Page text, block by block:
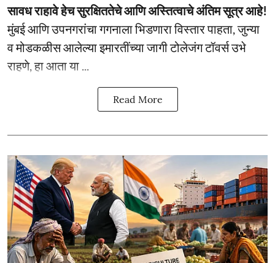
सावध राहावे हेच सुरक्षिततेचे आणि अस्तित्वाचे अंतिम सूत्र आहे!
मुंबई आणि उपनगरांचा गगनाला भिडणारा विस्तार पाहता, जुन्या
व मोडकळीस आलेल्या इमारतींच्या जागी टोलेजंग टॉवर्स उभे
राहणे, हा आता या ...
Read More